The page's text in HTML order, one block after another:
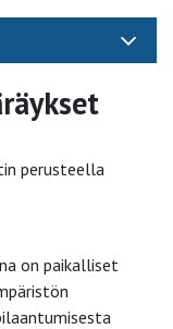
perusteella
on paikalliset